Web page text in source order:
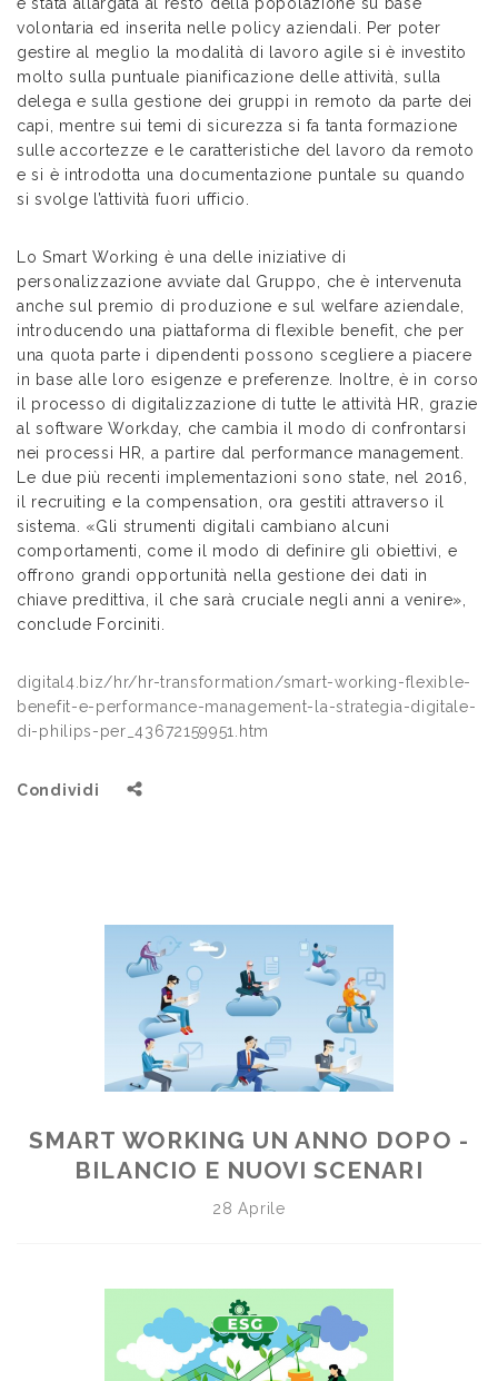
volontaria ed inserita nelle policy aziendali. Per poter
gestire al meglio la modalità di lavoro agile si è investito
molto sulla puntuale pianificazione delle attività, sulla
delega e sulla gestione dei gruppi in remoto da parte dei
capi, mentre sui temi di sicurezza si fa tanta formazione
sulle accortezze e le caratteristiche del lavoro da remoto
e si è introdotta una documentazione puntale su quando
si svolge l’attività fuori ufficio.
Lo Smart Working è una delle iniziative di
personalizzazione avviate dal Gruppo, che è intervenuta
anche sul premio di produzione e sul welfare aziendale,
introducendo una piattaforma di flexible benefit, che per
una quota parte i dipendenti possono scegliere a piacere
in base alle loro esigenze e preferenze. Inoltre, è in corso
il processo di digitalizzazione di tutte le attività HR, grazie
al software Workday, che cambia il modo di confrontarsi
nei processi HR, a partire dal performance management.
Le due più recenti implementazioni sono state, nel 2016,
il recruiting e la compensation, ora gestiti attraverso il
sistema. «Gli strumenti digitali cambiano alcuni
comportamenti, come il modo di definire gli obiettivi, e
offrono grandi opportunità nella gestione dei dati in
chiave predittiva, il che sarà cruciale negli anni a venire»,
conclude Forciniti.
digital4.biz/hr/hr-transformation/smart-working-flexible-
benefit-e-performance-management-la-strategia-digitale-
di-philips-per_43672159951.htm
Condividi
SMART WORKING UN ANNO DOPO -
BILANCIO E NUOVI SCENARI
28 Aprile